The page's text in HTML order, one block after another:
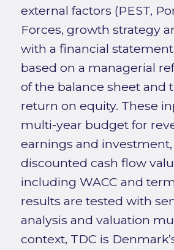
external factors (PEST,
Forces, growth strategy
with a financial
based on a managerial
of the balance sheet and
return on equity. These
multi-year budget for
earnings and
discounted cash flow
including WACC and
results are tested with
analysis and valuation
context, TDC is